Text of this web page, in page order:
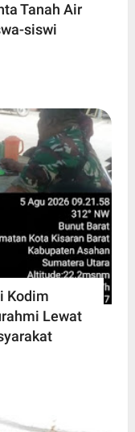
Tanah Air
siswi
Kodim
Lewat